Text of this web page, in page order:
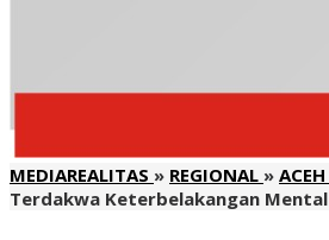
MEDIAREALITAS » REGIONAL » ACEH
Terdakwa Keterbelakangan Mental